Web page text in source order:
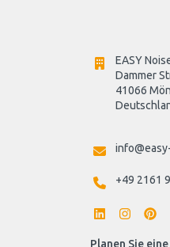
EASY
Dammer
41066
+49 2161
Planen Sie